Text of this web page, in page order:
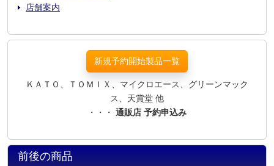
店舗案内
新規予約開始製品一覧
ＫＡＴＯ、ＴＯＭＩＸ、マイクロエース、グリーンマック
ス、天賞堂 他
・・・ 通販店 予約申込み
前後の商品